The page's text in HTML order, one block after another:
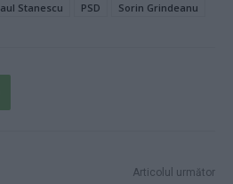
Stanescu PSD Sorin Grindeanu
Articolul următor